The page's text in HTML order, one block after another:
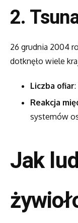
2.
26 grudnia 2004
dotknęło wiele
Liczba ofiar
Reakcja
systemów
Jak